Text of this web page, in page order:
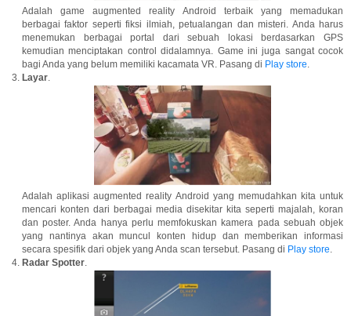
Adalah game augmented reality Android terbaik yang memadukan
berbagai faktor seperti fiksi ilmiah, petualangan dan misteri. Anda harus
menemukan berbagai portal dari sebuah lokasi berdasarkan GPS
kemudian menciptakan control didalamnya. Game ini juga sangat cocok
bagi Anda yang belum memiliki kacamata VR. Pasang di Play store
Layar
Adalah aplikasi augmented reality Android yang memudahkan kita untuk
mencari konten dari berbagai media disekitar kita seperti majalah, koran
dan poster. Anda hanya perlu memfokuskan kamera pada sebuah objek
yang nantinya akan muncul konten hidup dan memberikan informasi
secara spesifik dari objek yang Anda scan tersebut. Pasang di Play store
Radar Spotter